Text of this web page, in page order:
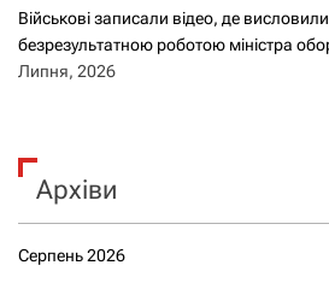
Військові записали відео, де
безрезультатною роботою міністра
Липня, 2026
Архіви
Серпень 2026